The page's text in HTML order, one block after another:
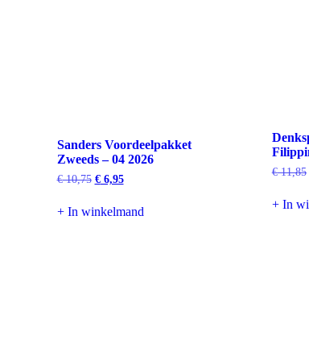
Sanders Voordeelpakket
Zweeds – 04 2026
€10,75 Oorspronkelijke
€ 10,75.
€6,95Huidige
€ 6,95.
+ In winkelmand
€11,85
+ In